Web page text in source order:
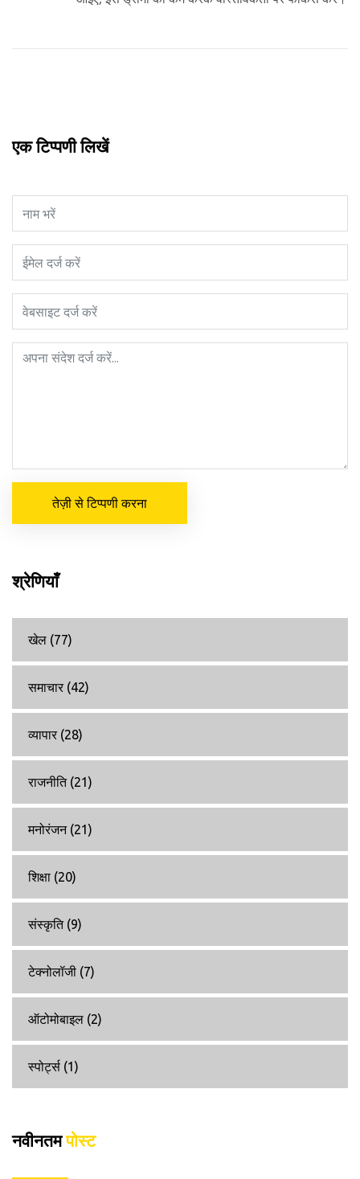
एक टिप्पणी लिखें
तेज़ी से टिप्पणी करना
श्रेणियाँ
खेल (77)
समाचार (42)
व्यापार (28)
राजनीति (21)
मनोरंजन (21)
शिक्षा (20)
संस्कृति (9)
टेक्नोलॉजी (7)
ऑटोमोबाइल (2)
स्पोर्ट्स (1)
नवीनतमपोस्ट